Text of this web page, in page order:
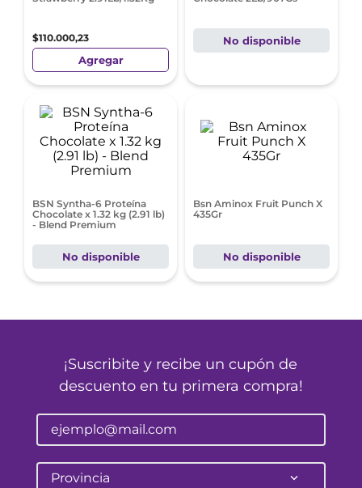
$110.000,23
Agregar
No disponible
BSN Syntha-6 Proteína
Chocolate x 1.32 kg (2.91 lb)
- Blend Premium
No disponible
Bsn Aminox Fruit Punch X
435Gr
No disponible
¡Suscribite y recibe un cupón de
descuento en tu primera compra!
Provincia